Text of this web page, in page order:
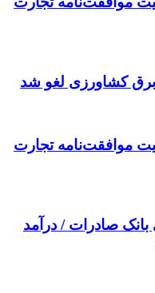
برق کشاورزی لغو شد
موافقت‌نامه تجارت
بانک صادرات / درآمد